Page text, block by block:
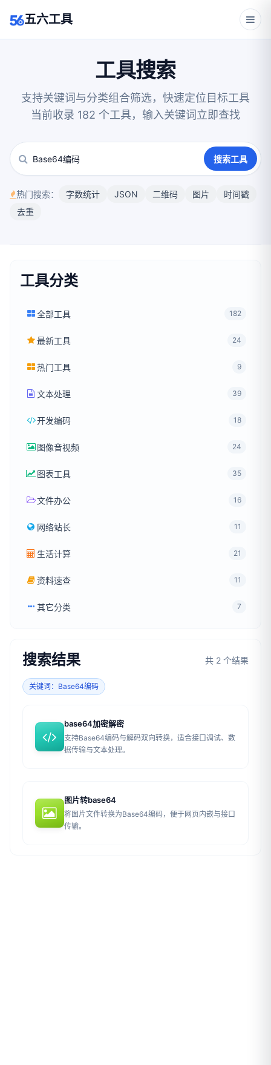
五六工具
工具搜索
支持关键词与分类组合筛选，快速定位目标工具
当前收录 182 个工具，输入关键词立即查找
搜索工具
热门搜索： 字数统计 JSON 二维码 图片
时间戳
去重
工具分类
全部工具 182
最新工具 24
热门工具 9
文本处理 39
开发编码 18
图像音视频 24
图表工具 35
文件办公 16
网络站长 11
生活计算 21
资料速查 11
其它分类 7
搜索结果 共 2 个结果
关键词：Base64编码
base64加密解密
支持Base64编码与解码双向转换，适合接口调试、数
据传输与文本处理。
图片转base64
将图片文件转换为Base64编码，便于网页内嵌与接口
传输。